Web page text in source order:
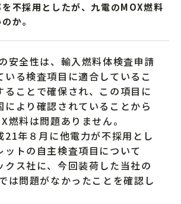
を不採用としたが、九電のMOX燃料
か。
安全性は、輸入燃料体検査申請
いる検査項目に適合しているこ
ることで確保され、この項目に
により確認されていることから
燃料は問題ありません。
21年８月に他電力が不採用とし
ットの自主検査項目について
クス社に、今回装荷した当社の
は問題がなかったことを確認し